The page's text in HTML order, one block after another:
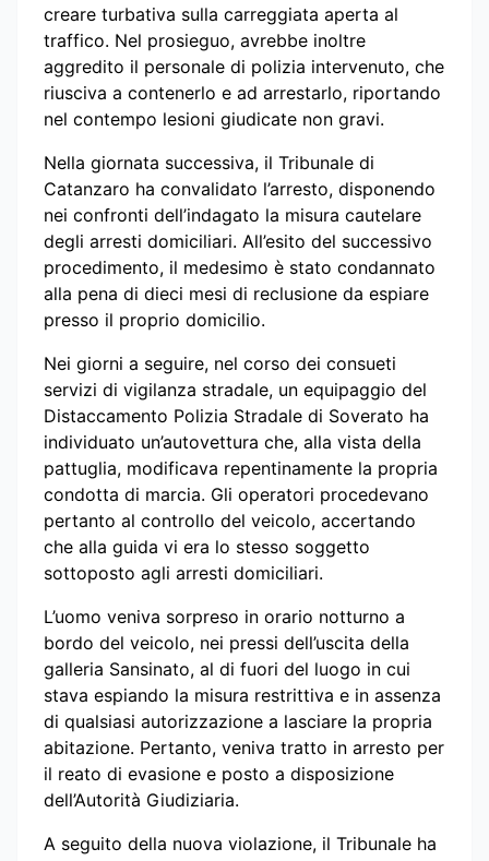
creare turbativa sulla carreggiata aperta al
traffico. Nel prosieguo, avrebbe inoltre
aggredito il personale di polizia intervenuto, che
riusciva a contenerlo e ad arrestarlo, riportando
nel contempo lesioni giudicate non gravi.
Nella giornata successiva, il Tribunale di
Catanzaro ha convalidato l’arresto, disponendo
nei confronti dell’indagato la misura cautelare
degli arresti domiciliari. All’esito del successivo
procedimento, il medesimo è stato condannato
alla pena di dieci mesi di reclusione da espiare
presso il proprio domicilio.
Nei giorni a seguire, nel corso dei consueti
servizi di vigilanza stradale, un equipaggio del
Distaccamento Polizia Stradale di Soverato ha
individuato un’autovettura che, alla vista della
pattuglia, modificava repentinamente la propria
condotta di marcia. Gli operatori procedevano
pertanto al controllo del veicolo, accertando
che alla guida vi era lo stesso soggetto
sottoposto agli arresti domiciliari.
L’uomo veniva sorpreso in orario notturno a
bordo del veicolo, nei pressi dell’uscita della
galleria Sansinato, al di fuori del luogo in cui
stava espiando la misura restrittiva e in assenza
di qualsiasi autorizzazione a lasciare la propria
abitazione. Pertanto, veniva tratto in arresto per
il reato di evasione e posto a disposizione
dell’Autorità Giudiziaria.
A seguito della nuova violazione, il Tribunale ha